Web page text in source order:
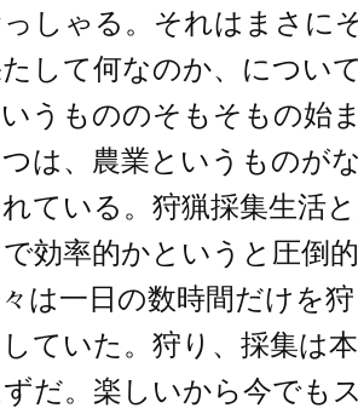
しゃる。それはまさに
して何なのか、につい
うもののそもそもの始
は、農業というものが
ている。狩猟採集生活
効率的かというと圧倒
は一日の数時間だけを
ていた。狩り、採集は
だ。楽しいから今でも